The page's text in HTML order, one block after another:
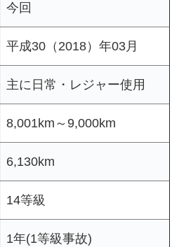
今回
平成30（2018）年03月
主に日常・レジャー使用
8,001km～9,000km
6,130km
14等級
1年(1等級事故)